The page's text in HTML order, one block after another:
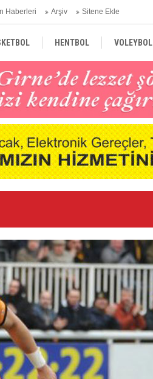
Haberleri Arşiv Sitene Ekle
HENTBOL VOLEYBOL
AVRUPA DÜNYA